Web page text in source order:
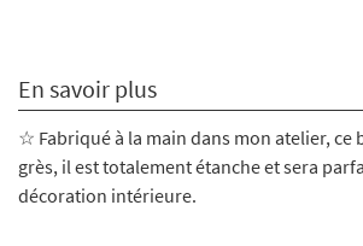
En savoir plus
☆ Fabriqué à la main dans mon atelier, ce
grès, il est totalement étanche et sera
décoration intérieure.